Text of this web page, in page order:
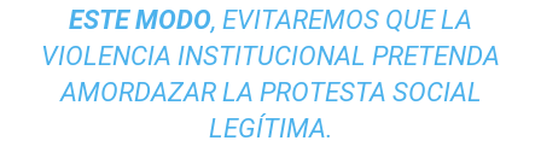
ESTE MODO, EVITAREMOS QUE LA
VIOLENCIA INSTITUCIONAL PRETENDA
AMORDAZAR LA PROTESTA SOCIAL
LEGÍTIMA.